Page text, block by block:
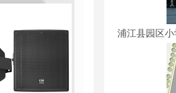
浦江县园区